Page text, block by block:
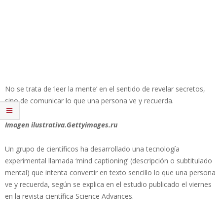
No se trata de ‘leer la mente’ en el sentido de revelar secretos,
sino de comunicar lo que una persona ve y recuerda.
Imagen ilustrativa.Gettyimages.ru
Un grupo de científicos ha desarrollado una tecnología
experimental llamada ‘mind captioning’ (descripción o subtitulado
mental) que intenta convertir en texto sencillo lo que una persona
ve y recuerda, según se explica en el estudio publicado el viernes
en la revista científica Science Advances.